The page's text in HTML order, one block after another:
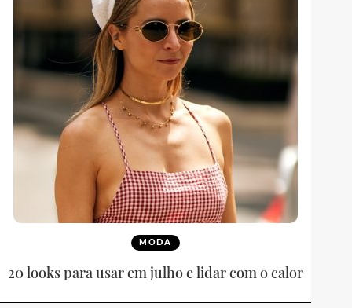
MODA
20 looks para usar em julho e lidar com o calor